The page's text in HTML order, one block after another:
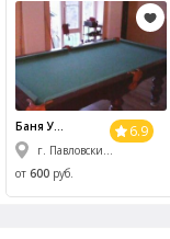
6.9
Баня У
Михалыча
г. Павловский Посад, Корнево-Юдинский пер., 10
от 600 руб.